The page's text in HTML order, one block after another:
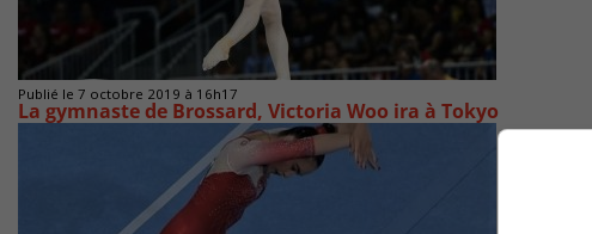
Publié le 7 octobre 2019 à 16h17
La gymnaste de Brossard, Victoria Woo ira à Tokyo